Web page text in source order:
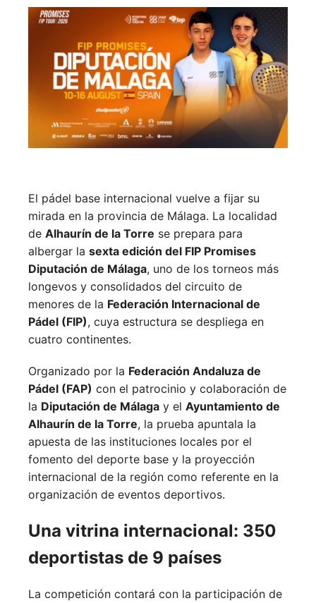
El pádel base internacional vuelve a fijar su
mirada en la provincia de Málaga. La localidad
de Alhaurín de la Torre se prepara para
albergar la sexta edición del FIP Promises
Diputación de Málaga, uno de los torneos más
longevos y consolidados del circuito de
menores de la Federación Internacional de
Pádel (FIP), cuya estructura se despliega en
cuatro continentes.
Organizado por la Federación Andaluza de
Pádel (FAP) con el patrocinio y colaboración de
la Diputación de Málaga y el Ayuntamiento de
Alhaurín de la Torre, la prueba apuntala la
apuesta de las instituciones locales por el
fomento del deporte base y la proyección
internacional de la región como referente en la
organización de eventos deportivos.
Una vitrina internacional: 350
deportistas de 9 países
La competición contará con la participación de